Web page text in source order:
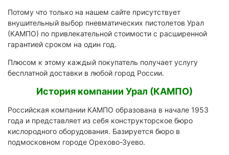
Потому что только на нашем сайте присутствует
внушительный выбор пневматических пистолетов Урал
(КАМПО) по привлекательной стоимости с расширенной
гарантией сроком на один год.
Плюсом к этому каждый покупатель получает услугу
бесплатной доставки в любой город России.
История компании Урал (КАМПО)
Российская компании КАМПО образована в начале 1953
года и представляет из себя конструкторское бюро
кислородного оборудования. Базируется бюро в
подмосковном городе Орехово-Зуево.